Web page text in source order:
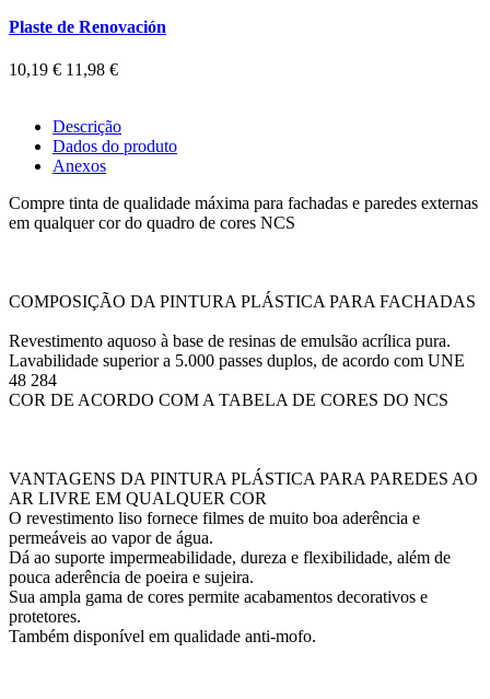
Plaste de Renovación
10,19 € 11,98 €
Descrição
Dados do produto
Anexos
Compre tinta de qualidade máxima para fachadas e paredes externas
em qualquer cor do quadro de cores NCS
COMPOSIÇÃO DA PINTURA PLÁSTICA PARA FACHADAS
Revestimento aquoso à base de resinas de emulsão acrílica pura.
Lavabilidade superior a 5.000 passes duplos, de acordo com UNE
48 284
COR DE ACORDO COM A TABELA DE CORES DO NCS
VANTAGENS DA PINTURA PLÁSTICA PARA PAREDES AO
AR LIVRE EM QUALQUER COR
O revestimento liso fornece filmes de muito boa aderência e
permeáveis ​​ao vapor de água.
Dá ao suporte impermeabilidade, dureza e flexibilidade, além de
pouca aderência de poeira e sujeira.
Sua ampla gama de cores permite acabamentos decorativos e
protetores.
Também disponível em qualidade anti-mofo.